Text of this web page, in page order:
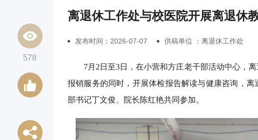
离退休工作处与校医院开展离退休
发布时间：2026-07-07 供稿单位 ：离退休工作处
7月2日至3日，在小营和方庄老干部活动中心，
报销服务的同时，开展体检报告解读与健康咨询，
部书记丁文俊、院长陈红艳共同参加。
578